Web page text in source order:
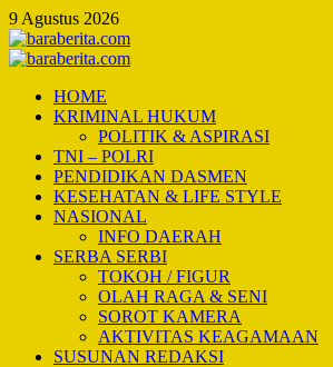
Skip
to
content
9 Agustus 2026
Primary
HOME
KRIMINAL HUKUM
POLITIK & ASPIRASI
TNI – POLRI
PENDIDIKAN DASMEN
KESEHATAN & LIFE STYLE
NASIONAL
INFO DAERAH
SERBA SERBI
TOKOH / FIGUR
OLAH RAGA & SENI
SOROT KAMERA
AKTIVITAS KEAGAMAAN
SUSUNAN REDAKSI